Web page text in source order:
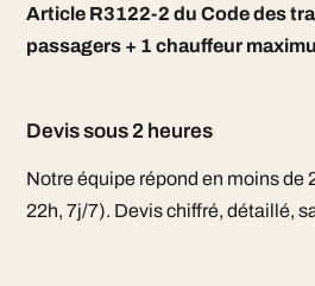
Article R3122-2 du Code des
passagers + 1 chauffeur
Devis sous 2 heures
Notre équipe répond en moins de
22h, 7j/7). Devis chiffré, détaillé,